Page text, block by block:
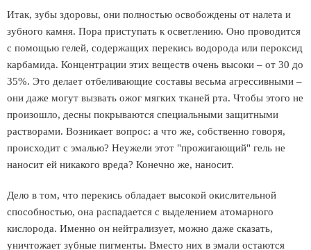
Итак, зубы здоровы, они полностью освобождены от налета и
зубного камня. Пора приступать к осветлению. Оно проводится
с помощью гелей, содержащих перекись водорода или пероксид
карбамида. Концентрации этих веществ очень высоки – от 30 до
35%. Это делает отбеливающие составы весьма агрессивными –
они даже могут вызвать ожог мягких тканей рта. Чтобы этого не
произошло, десны покрываются специальными защитными
растворами. Возникает вопрос: а что же, собственно говоря,
происходит с эмалью? Неужели этот "прожигающий" гель не
наносит ей никакого вреда? Конечно же, наносит.
Дело в том, что перекись обладает высокой окислительной
способностью, она распадается с выделением атомарного
кислорода. Именно он нейтрализует, можно даже сказать,
уничтожает зубные пигменты. Вместо них в эмали остаются